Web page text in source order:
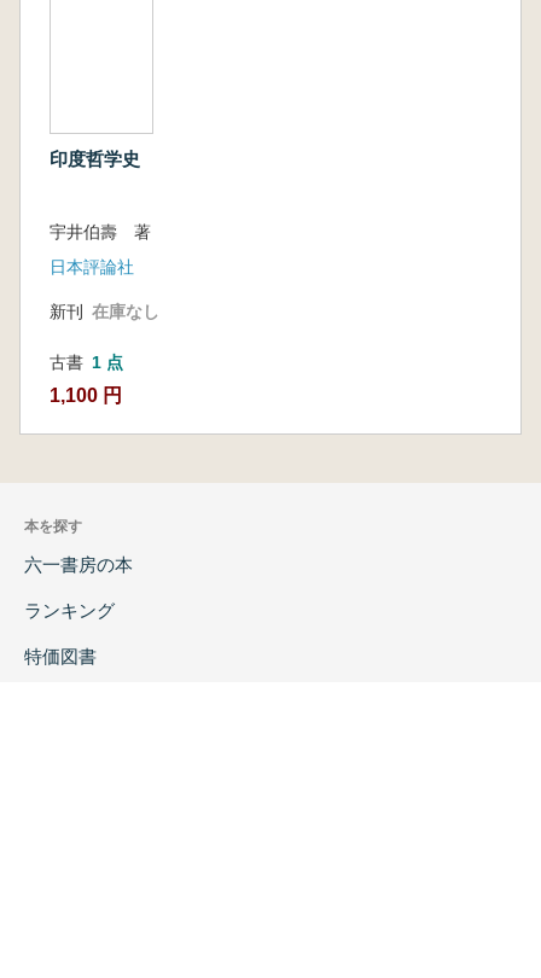
印度哲学史
宇井伯壽 著
日本評論社
新刊 在庫なし
古書 1 点
1,100 円
本を探す
六一書房の本
ランキング
特価図書